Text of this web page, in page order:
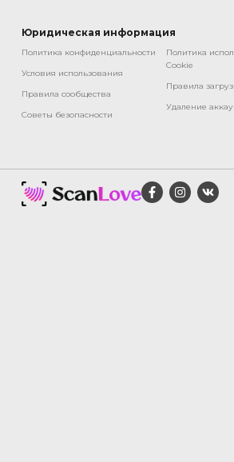
Юридическая информация
Политика конфиденциальности
Условия использования
Правила сообщества
Советы безопасности
Политика
Cookie
Правила
Удаление